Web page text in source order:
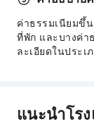
ค่าธรรมเนียมขึ้
ที่พัก และบางค่า
ละเอียดในประเ
แนะนำโร